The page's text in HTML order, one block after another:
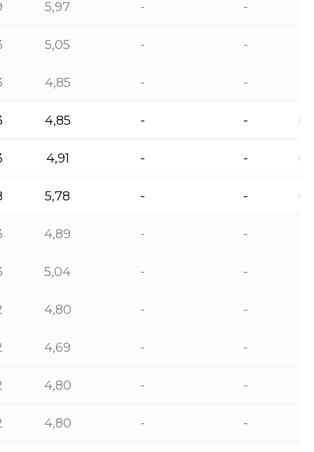
5,97 - -
5,05 - -
4,85 - -
4,85 - -
4,91 - -
5,78 - -
4,89 - -
5,04 - -
4,80 - -
4,69 - -
4,80 - -
4,80 - -